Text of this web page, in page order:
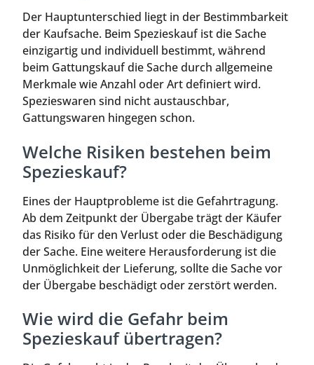
Der Hauptunterschied liegt in der Bestimmbarkeit
der Kaufsache. Beim Spezieskauf ist die Sache
einzigartig und individuell bestimmt, während
beim Gattungskauf die Sache durch allgemeine
Merkmale wie Anzahl oder Art definiert wird.
Spezieswaren sind nicht austauschbar,
Gattungswaren hingegen schon.
Welche Risiken bestehen beim
Spezieskauf?
Eines der Hauptprobleme ist die Gefahrtragung.
Ab dem Zeitpunkt der Übergabe trägt der Käufer
das Risiko für den Verlust oder die Beschädigung
der Sache. Eine weitere Herausforderung ist die
Unmöglichkeit der Lieferung, sollte die Sache vor
der Übergabe beschädigt oder zerstört werden.
Wie wird die Gefahr beim
Spezieskauf übertragen?